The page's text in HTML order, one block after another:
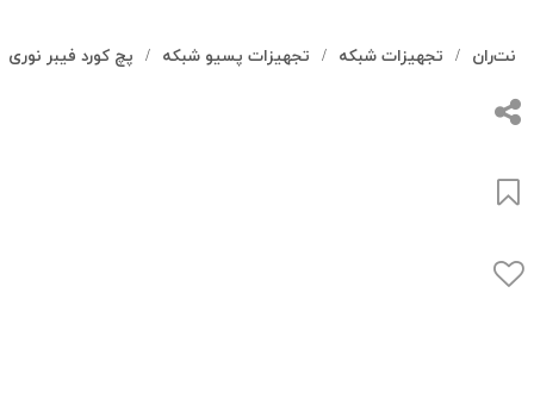
جستجوهای
شما
#کابل شبکه
بیشترین
جستجوهای
#کابل شبکه
نت‌ران / تجهیزات شبکه / تجهیزات پسیو شبکه / پچ کورد فیبر نوری